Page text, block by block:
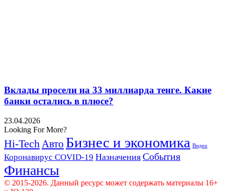
Вклады просели на 33 миллиарда тенге. Какие
банки остались в плюсе?
23.04.2026
Looking For More?
Hi-Tech Авто Бизнес и экономика Видео
Коронавирус COVID-19 Назначения События
Финансы
© 2015-2026. Данный ресурс может содержать материалы 16+